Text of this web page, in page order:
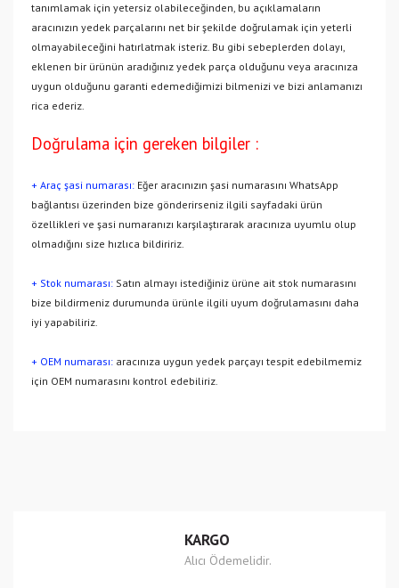
tanımlamak için yetersiz olabileceğinden, bu açıklamaların
aracınızın yedek parçalarını net bir şekilde doğrulamak için yeterli
olmayabileceğini hatırlatmak isteriz. Bu gibi sebeplerden dolayı,
eklenen bir ürünün aradığınız yedek parça olduğunu veya aracınıza
uygun olduğunu garanti edemediğimizi bilmenizi ve bizi anlamanızı
rica ederiz.
Doğrulama için gereken bilgiler :
+ Araç şasi numarası: Eğer aracınızın şasi numarasını WhatsApp
bağlantısı üzerinden bize gönderirseniz ilgili sayfadaki ürün
özellikleri ve şasi numaranızı karşılaştırarak aracınıza uyumlu olup
olmadığını size hızlıca bildiririz.
+ Stok numarası: Satın almayı istediğiniz ürüne ait stok numarasını
bize bildirmeniz durumunda ürünle ilgili uyum doğrulamasını daha
iyi yapabiliriz.
+ OEM numarası: aracınıza uygun yedek parçayı tespit edebilmemiz
için OEM numarasını kontrol edebiliriz.
Ürün açıklamasında eksik bilgiler bulunuyor.
KARGO
Alıcı Ödemelidir.